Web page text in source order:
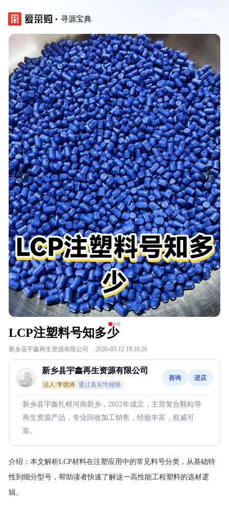
寻源宝典
‹ ›
LCP注塑料号知多少
新乡县宇鑫再生资源有限公司 · 2026-03-12 19:39:26
新乡县宇鑫再生资源有限公司
法人:李德涛 通过真实性核验
咨询 进店
新乡县宇鑫扎根河南新乡，2022年成立，主营复合颗粒等
再生资源产品，专业回收加工销售，经验丰富，权威可
靠。
介绍： 本文解析LCP材料在注塑应用中的常见料号分类，从基础特
性到细分型号，帮助读者快速了解这一高性能工程塑料的选材逻
辑。